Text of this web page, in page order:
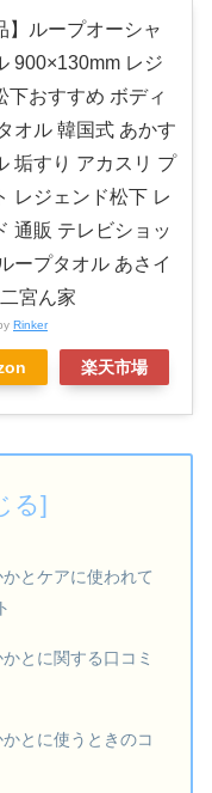
】ループオーシャ
900×130mm レジ
下おすすめ ボディ
オル 韓国式 あかす
垢すり アカスリ プ
レジェンド松下 レ
通販 テレビショッ
ープタオル あさイ
宮ん家
Rinker
楽天市場
とケアに使われて
とに関する口コミ
とに使うときのコ